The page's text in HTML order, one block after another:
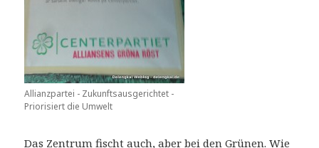
Allianzpartei - Zukunftsausgerichtet -
Priorisiert die Umwelt
Das Zentrum fischt auch, aber bei den Grünen. Wie